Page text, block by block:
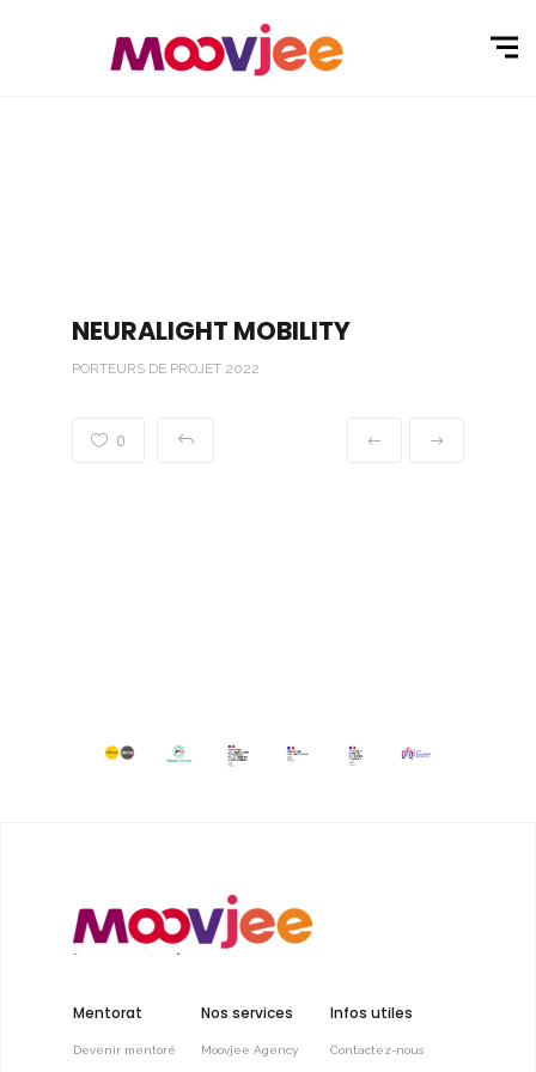
NEURALIGHT MOBILITY
PORTEURS DE PROJET 2022
0
Mentorat
Devenir mentoré
Nos services
Moovjee Agency
Infos utiles
Contactez-nous